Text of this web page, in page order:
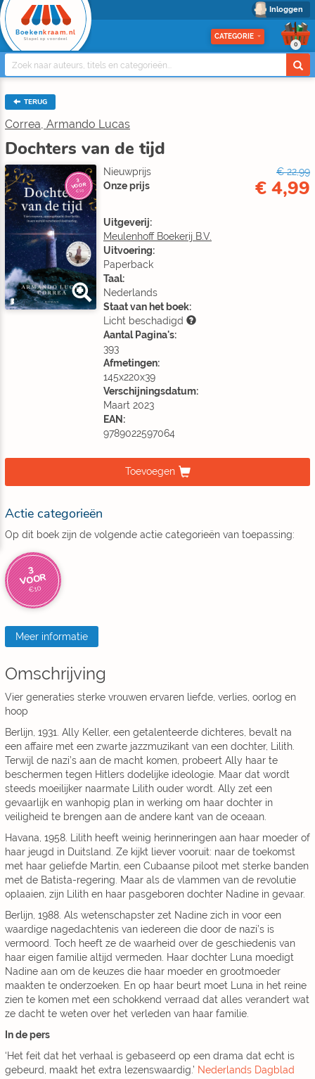
Inloggen
Boeken kraam.nl
Stapel op voordeel CATEGORIE
0
TERUG
Correa, Armando Lucas
Dochters van de tijd
3
VOOR
€10
Nieuwprijs
€ 22,99
Onze prijs
€ 4,99
Uitgeverij:
Meulenhoff Boekerij B.V.
Uitvoering:
Paperback
Taal:
Nederlands
Staat van het boek:
Licht beschadigd
Aantal Pagina's:
393
Afmetingen:
145x220x39
Verschijningsdatum:
Maart 2023
EAN:
9789022597064
Toevoegen
Actie categorieën
Op dit boek zijn de volgende actie categorieën van toepassing:
3
VOOR
€10
Meer informatie
Omschrijving
Vier generaties sterke vrouwen ervaren liefde, verlies, oorlog en
hoop
Berlijn, 1931. Ally Keller, een getalenteerde dichteres, bevalt na
een affaire met een zwarte jazzmuzikant van een dochter, Lilith.
Terwijl de nazi’s aan de macht komen, probeert Ally haar te
beschermen tegen Hitlers dodelijke ideologie. Maar dat wordt
steeds moeilijker naarmate Lilith ouder wordt. Ally zet een
gevaarlijk en wanhopig plan in werking om haar dochter in
veiligheid te brengen aan de andere kant van de oceaan.
Havana, 1958. Lilith heeft weinig herinneringen aan haar moeder of
haar jeugd in Duitsland. Ze kijkt liever vooruit: naar de toekomst
met haar geliefde Martin, een Cubaanse piloot met sterke banden
met de Batista-regering. Maar als de vlammen van de revolutie
oplaaien, zijn Lilith en haar pasgeboren dochter Nadine in gevaar.
Berlijn, 1988. Als wetenschapster zet Nadine zich in voor een
waardige nagedachtenis van iedereen die door de nazi’s is
vermoord. Toch heeft ze de waarheid over de geschiedenis van
haar eigen familie altijd vermeden. Haar dochter Luna moedigt
Nadine aan om de keuzes die haar moeder en grootmoeder
maakten te onderzoeken. En op haar beurt moet Luna in het reine
zien te komen met een schokkend verraad dat alles verandert wat
ze dacht te weten over het verleden van haar familie.
In de pers
‘Het feit dat het verhaal is gebaseerd op een drama dat echt is
gebeurd, maakt het extra lezenswaardig.’ Nederlands Dagblad